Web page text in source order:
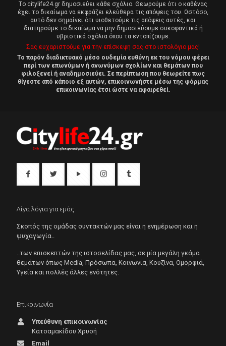
Tο citylife24.gr δημοσιεύει κάθε σχόλιο. Θεωρούμε ότι ο καθένας
έχει το δικαίωμα να εκφράζει ελεύθερα τις απόψεις του. Ωστόσο,
αυτό δεν σημαίνει ότι υιοθετούμε τις απόψεις αυτές, και
διατηρούμε το δικαίωμα να μην δημοσιεύουμε συκοφαντικά ή
υβριστικά σχόλια όπου τα εντοπίζουμε.
Σας ευχαριστούμε για την επίσκεψη σας στο ιστολόγιο μας!
Το παρόν διαδικτυακό μέσο ουδεμία ευθύνη εκ του νόμου φέρει
περί των επωνύμων ή ανωνύμων σχολίων και θεμάτων που
φιλοξενεί ή αναδημοσιεύει. Σε περίπτωση που θεωρείτε πως
θίγεστε από κάποιο εξ αυτών, επικοινωνήστε μέσω της φόρμας
επικοινωνίας έτσι ώστε να αφαιρεθεί.
Λίγα λόγια για εμάς
Σκοπός της ομάδας συντακτών μας είναι η ενημέρωση και η
ψυχαγωγία..
..των επισκεπτών της ιστοσελίδας μας, σε μία μεγάλη γκάμα
θεμάτων όπως Μedia, Πρόσωπα, Κοινωνία, Κουζίνα, Ομορφιά,
Υγεία και πολλές άλλες ενότητες.
Επικοινωνία
Υπεύθυνη επικοινωνίας
Κατσαμακίδου Χρυσή
Email